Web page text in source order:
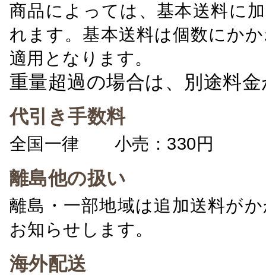
商品によっては、基本送料に
れます。基本送料は個数にか
適用となります。
重量超過の場合は、別途料
代引き手数料
全国一律 小売：330円 卸
離島他の扱い
離島・一部地域は追加送料が
お知らせします。
海外配送